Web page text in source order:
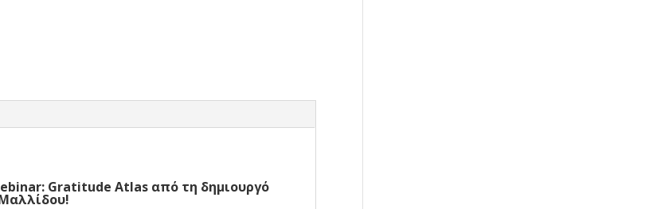
Gratitude Atlas από τη δημιουργό